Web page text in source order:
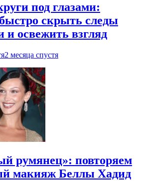
под глазами:
скрыть следы
и освежить взгляд
2 месяца спустя
румянец»: повторяем
макияж Беллы Хадид